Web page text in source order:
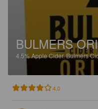
BULMERS
4.5%Apple Cider.Bulmers
4.0